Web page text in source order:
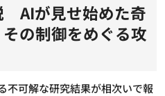
AIが見せ始めた奇
の制御をめぐる攻
不可解な研究結果が相次いで報